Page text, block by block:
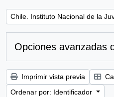
Remove filter:
Chile. Instituto Nacional de la
Opciones avanzadas
Imprimir vista previa
Ordenar por: Identificador